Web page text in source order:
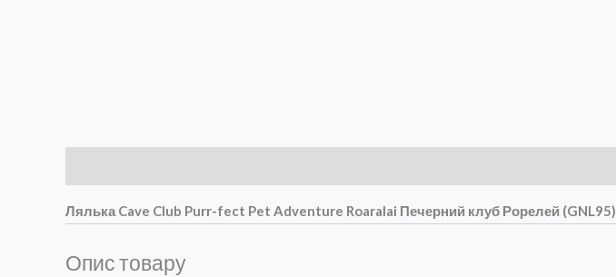
Лялька Cave Club Purr-fect Pet Adventure Roaralai Печерний клуб Рорелей (GNL95)
Опис товару